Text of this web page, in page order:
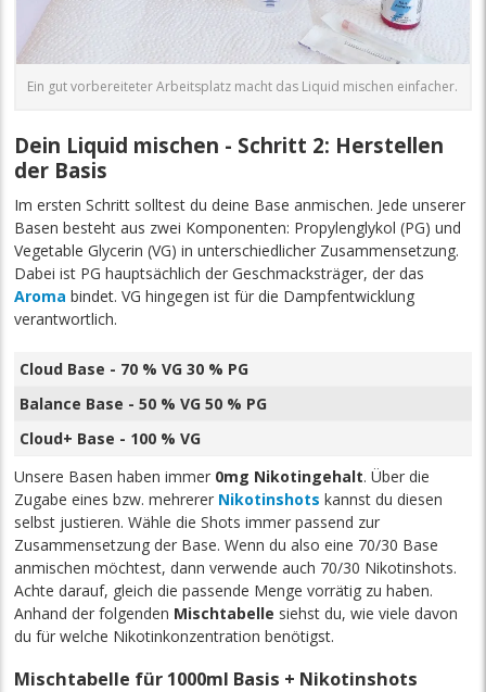
Ein gut vorbereiteter Arbeitsplatz macht das Liquid mischen einfacher.
Dein Liquid mischen - Schritt 2: Herstellen
der Basis
Im ersten Schritt solltest du deine Base anmischen. Jede unserer
Basen besteht aus zwei Komponenten: Propylenglykol (PG) und
Vegetable Glycerin (VG) in unterschiedlicher Zusammensetzung.
Dabei ist PG hauptsächlich der Geschmacksträger, der das
Aroma bindet. VG hingegen ist für die Dampfentwicklung
verantwortlich.
Cloud Base - 70 % VG 30 % PG
Balance Base - 50 % VG 50 % PG
Cloud+ Base - 100 % VG
Unsere Basen haben immer 0mg Nikotingehalt. Über die
Zugabe eines bzw. mehrerer Nikotinshots kannst du diesen
selbst justieren. Wähle die Shots immer passend zur
Zusammensetzung der Base. Wenn du also eine 70/30 Base
anmischen möchtest, dann verwende auch 70/30 Nikotinshots.
Achte darauf, gleich die passende Menge vorrätig zu haben.
Anhand der folgenden Mischtabelle siehst du, wie viele davon
du für welche Nikotinkonzentration benötigst.
Mischtabelle für 1000ml Basis + Nikotinshots